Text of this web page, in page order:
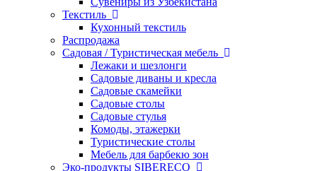
Текстиль
Кухонный текстиль
Распродажа
Садовая / Туристическая мебель
Лежаки и шезлонги
Садовые диваны и кресла
Садовые скамейки
Садовые столы
Садовые стулья
Комоды, этажерки
Туристические столы
Мебель для барбекю зон
Эко-продукты SIBERECO